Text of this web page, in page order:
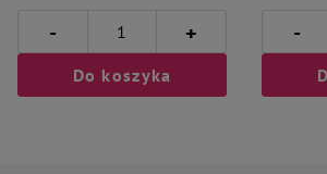
- +
Do koszyka
-